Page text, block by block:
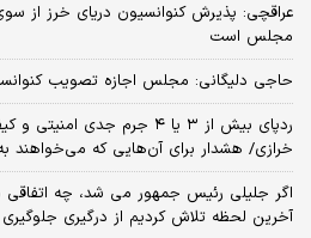
عراقچی: پذیرش کنوانسیون دریای خرز از
مجلس است
حاجی دلیگانی: مجلس اجازه تصویب
ردپای بیش از ۳ یا ۴ جرم جدی
خرازی/ هشدار برای آن‌هایی که می‌خواهند به ۲۵۰ هزار نفر
اگر جلیلی رئیس جمهور می شد، چه اتفاقی
آخرین لحظه تلاش کردیم از درگیری